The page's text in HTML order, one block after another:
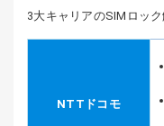
3大キャリアのSIMロッ
NTTドコモ